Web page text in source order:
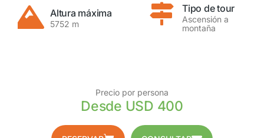
Altura máxima
5752 m
Tipo de tour
Ascensión a
montaña
Precio por persona
Desde USD 400